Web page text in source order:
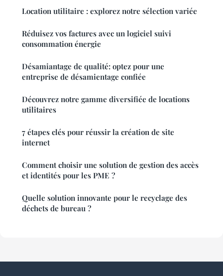
Location utilitaire : explorez notre sélection variée
Réduisez vos factures avec un logiciel suivi
consommation énergie
Désamiantage de qualité: optez pour une
entreprise de désamientage confiée
Découvrez notre gamme diversifiée de locations
utilitaires
7 étapes clés pour réussir la création de site
internet
Comment choisir une solution de gestion des accès
et identités pour les PME ?
Quelle solution innovante pour le recyclage des
déchets de bureau ?